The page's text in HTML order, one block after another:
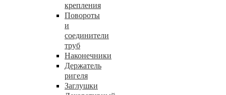
крепления
Повороты
и
соединители
труб
Наконечники
Держатель
ригеля
Заглушки